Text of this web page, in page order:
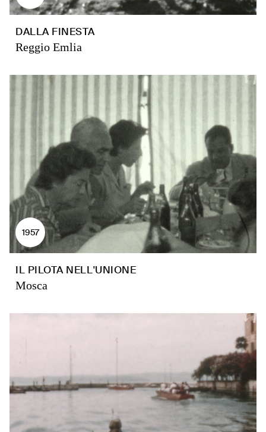
DALLA FINESTA
Reggio Emlia
1957
IL PILOTA NELL'UNIONE
Mosca